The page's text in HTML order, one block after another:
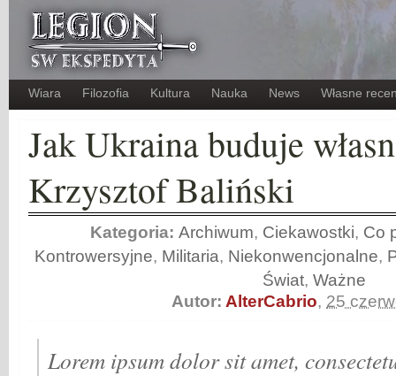
Wiara Filozofia Kultura Nauka News Własne
Jak Ukraina buduje
Krzysztof Baliński
Kategoria:Archiwum, Ciekawostki, Co
Kontrowersyjne, Militaria, Niekonwencjonalne,
Świat,Ważne
Autor: AlterCabrio, 25
Lorem ipsum dolor sit amet,